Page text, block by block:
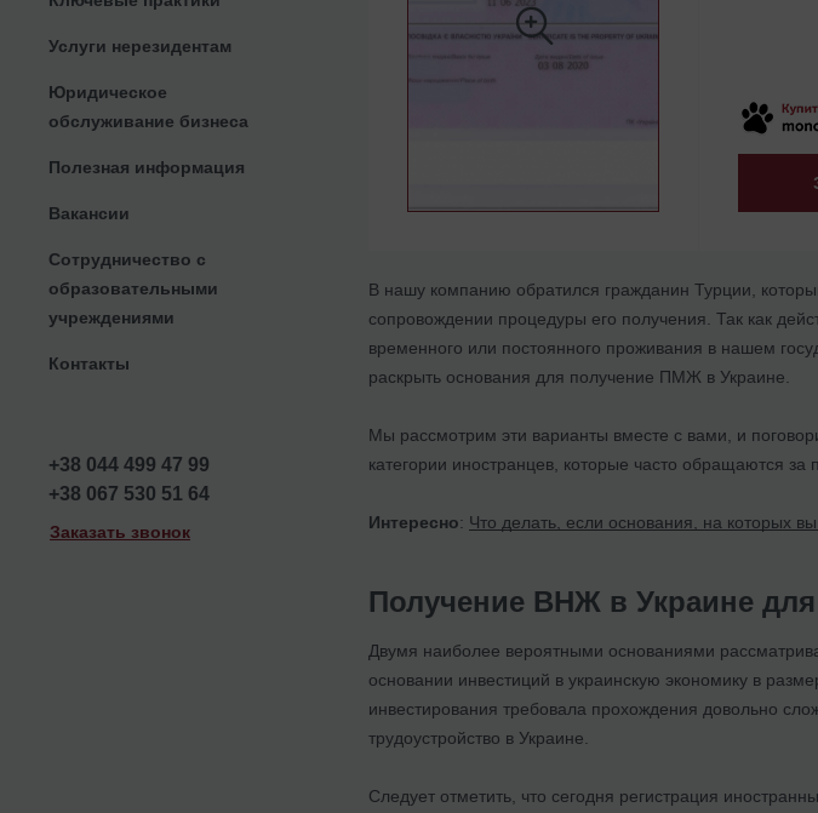
Услуги нерезидентам
Юридическое
обслуживание бизнеса
Полезная информация
Вакансии
Сотрудничество с
образовательными
учреждениями
Контакты
+38 044 499 47 99
+38 067 530 51 64
Заказать звонок
В нашу компанию обратился гражданин Турции,
сопровождении процедуры его получения. Так как
временного или постоянного проживания в нашем
раскрыть основания для получение ПМЖ в Украине.
Мы рассмотрим эти варианты вместе с вами, и
категории иностранцев, которые часто обращаются за
Интересно: Что делать, если основания, на
Получение ВНЖ в Украине
Двумя наиболее вероятными основаниями
основании инвестиций в украинскую экономику в
инвестирования требовала прохождения довольно
трудоустройство в Украине.
Следует отметить, что сегодня регистрация